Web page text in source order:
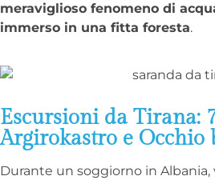
meraviglioso fenomeno di
immerso in una fitta foresta.
Escursioni da Tirana:
Argirokastro e Occhio
Durante un soggiorno in Albania,